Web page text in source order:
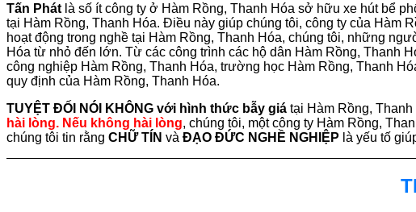
Tấn Phát là số ít công ty ở Hàm Rồng, Thanh Hóa sở hữu xe hút bể
tại Hàm Rồng, Thanh Hóa. Điều này giúp chúng tôi, công ty của Hàm
hoạt động trong nghề tại Hàm Rồng, Thanh Hóa, chúng tôi, những
Hóa từ nhỏ đến lớn. Từ các công trình các hộ dân Hàm Rồng, Thanh
công nghiệp Hàm Rồng, Thanh Hóa, trường học Hàm Rồng, Thanh
quy định của Hàm Rồng, Thanh Hóa.
TUYỆT ĐỐI NÓI KHÔNG với hình thức bẫy giá tại Hàm Rồng,
hài lòng. Nếu không hài lòng, chúng tôi, một công ty Hàm Rồng,
chúng tôi tin rằng CHỮ TÍN và ĐẠO ĐỨC NGHỀ NGHIỆP là yếu tố